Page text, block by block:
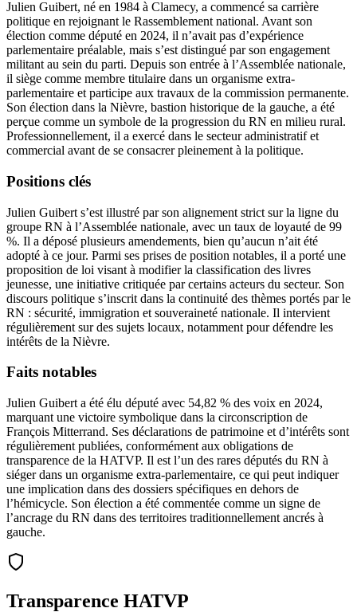
Julien Guibert, né en 1984 à Clamecy, a commencé sa carrière
politique en rejoignant le Rassemblement national. Avant son
élection comme député en 2024, il n’avait pas d’expérience
parlementaire préalable, mais s’est distingué par son engagement
militant au sein du parti. Depuis son entrée à l’Assemblée nationale,
il siège comme membre titulaire dans un organisme extra-
parlementaire et participe aux travaux de la commission permanente.
Son élection dans la Nièvre, bastion historique de la gauche, a été
perçue comme un symbole de la progression du RN en milieu rural.
Professionnellement, il a exercé dans le secteur administratif et
commercial avant de se consacrer pleinement à la politique.
Positions clés
Julien Guibert s’est illustré par son alignement strict sur la ligne du
groupe RN à l’Assemblée nationale, avec un taux de loyauté de 99
%. Il a déposé plusieurs amendements, bien qu’aucun n’ait été
adopté à ce jour. Parmi ses prises de position notables, il a porté une
proposition de loi visant à modifier la classification des livres
jeunesse, une initiative critiquée par certains acteurs du secteur. Son
discours politique s’inscrit dans la continuité des thèmes portés par le
RN : sécurité, immigration et souveraineté nationale. Il intervient
régulièrement sur des sujets locaux, notamment pour défendre les
intérêts de la Nièvre.
Faits notables
Julien Guibert a été élu député avec 54,82 % des voix en 2024,
marquant une victoire symbolique dans la circonscription de
François Mitterrand. Ses déclarations de patrimoine et d’intérêts sont
régulièrement publiées, conformément aux obligations de
transparence de la HATVP. Il est l’un des rares députés du RN à
siéger dans un organisme extra-parlementaire, ce qui peut indiquer
une implication dans des dossiers spécifiques en dehors de
l’hémicycle. Son élection a été commentée comme un signe de
l’ancrage du RN dans des territoires traditionnellement ancrés à
gauche.
Transparence HATVP